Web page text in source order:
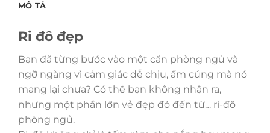
MÔ TẢ
Ri đô đẹp
Bạn đã từng bước vào một căn phòng ngủ và
ngỡ ngàng vì cảm giác dễ chịu, ấm cúng mà nó
mang lại chưa? Có thể bạn không nhận ra,
nhưng một phần lớn vẻ đẹp đó đến từ… ri-đô
phòng ngủ.